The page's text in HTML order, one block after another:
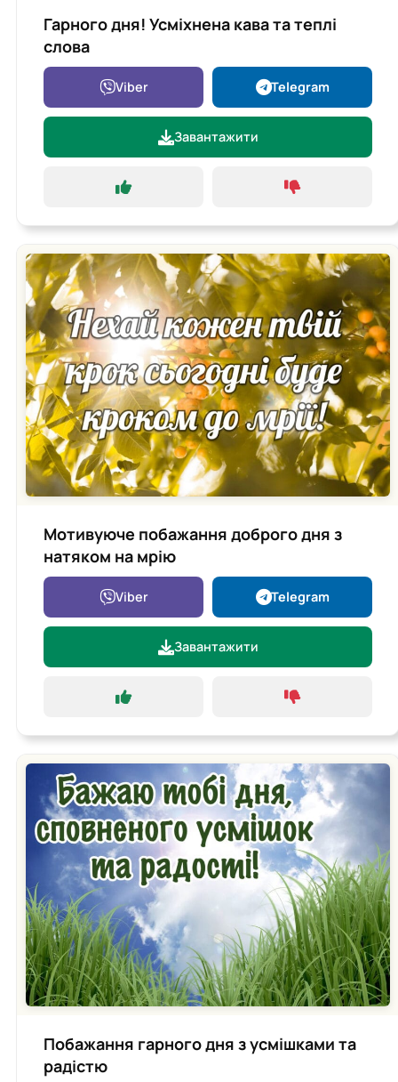
Гарного дня! Усміхнена кава та теплі
слова
Viber Telegram
Завантажити
Мотивуюче побажання доброго дня з
натяком на мрію
Viber Telegram
Завантажити
Побажання гарного дня з усмішками та
радістю